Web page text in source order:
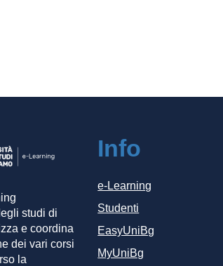
studi di
e coordina
dei vari corsi
la
Info
e-Learning
Studenti
EasyUniBg
MyUniBg